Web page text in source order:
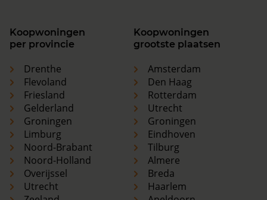
Koopwoningen
per provincie
Drenthe
Flevoland
Friesland
Gelderland
Groningen
Limburg
Noord-Brabant
Noord-Holland
Overijssel
Utrecht
Koopwoningen
grootste plaatsen
Amsterdam
Den Haag
Rotterdam
Utrecht
Groningen
Eindhoven
Tilburg
Almere
Breda
Haarlem